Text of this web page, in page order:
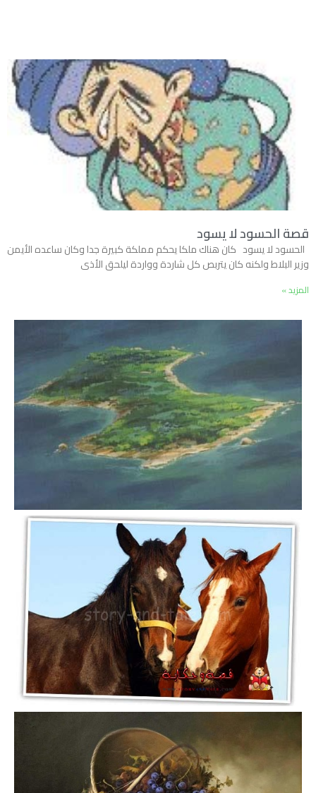
قصة الحسود لا يسود
الحسود لا يسود كان هناك ملكا يحكم مملكة كبيرة جدا وكان ساعده الأيمن
وزير البلاط ولكنه كان يتربص كل شاردة وواردة ليلحق الأذى
المزيد »